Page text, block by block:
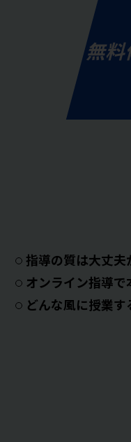
無
指導の質は大丈夫
オンライン指導で
どんな風に授業